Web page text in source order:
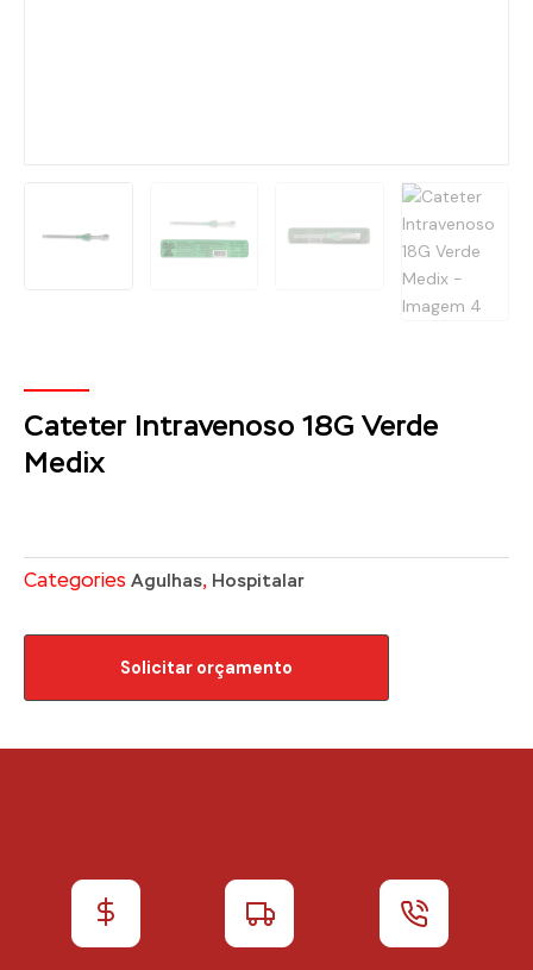
Cateter Intravenoso 18G Verde
Medix
Categories Agulhas, Hospitalar
Solicitar orçamento